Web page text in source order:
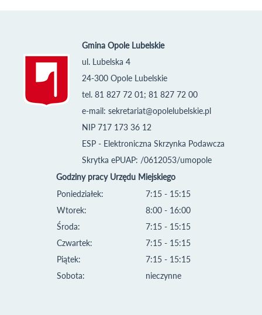
Gmina Opole Lubelskie
ul. Lubelska 4
24-300 Opole Lubelskie
tel. 81 827 72 01; 81 827 72 00
e-mail: sekretariat@opolelubelskie.pl
NIP 717 173 36 12
ESP - Elektroniczna Skrzynka Podawcza
Skrytka ePUAP: /0612053/umopole
Godziny pracy Urzędu Miejskiego
Poniedziałek:
Wtorek:
Środa:
Czwartek:
Piątek:
Sobota:
7:15 - 15:15
8:00 - 16:00
7:15 - 15:15
7:15 - 15:15
7:15 - 15:15
nieczynne